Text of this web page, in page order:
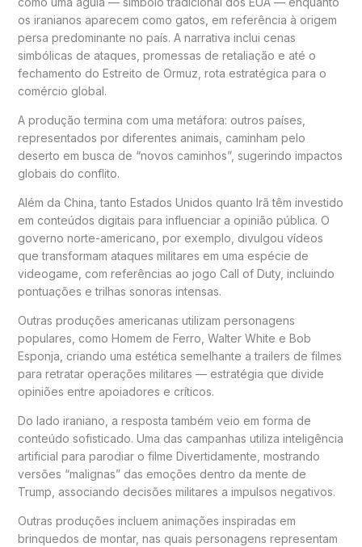
os iranianos aparecem como gatos, em referência à origem
persa predominante no país. A narrativa inclui cenas
simbólicas de ataques, promessas de retaliação e até o
fechamento do Estreito de Ormuz, rota estratégica para o
comércio global.
A produção termina com uma metáfora: outros países,
representados por diferentes animais, caminham pelo
deserto em busca de “novos caminhos”, sugerindo impactos
globais do conflito.
Além da China, tanto Estados Unidos quanto Irã têm investido
em conteúdos digitais para influenciar a opinião pública. O
governo norte-americano, por exemplo, divulgou vídeos
que transformam ataques militares em uma espécie de
videogame, com referências ao jogo Call of Duty, incluindo
pontuações e trilhas sonoras intensas.
Outras produções americanas utilizam personagens
populares, como Homem de Ferro Walter White e Bob
Esponja , criando uma estética semelhante a trailers de filmes
para retratar operações militares — estratégia que divide
opiniões entre apoiadores e críticos.
Do lado iraniano, a resposta também veio em forma de
conteúdo sofisticado. Uma das campanhas utiliza inteligência
artificial para parodiar o filme Divertidamente , mostrando
versões “malignas” das emoções dentro da mente de
Trump, associando decisões militares a impulsos negativos.
Outras produções incluem animações inspiradas em
brinquedos de montar, nas quais personagens representam